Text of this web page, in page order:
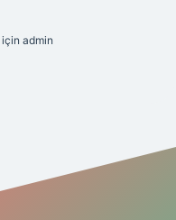
için admin